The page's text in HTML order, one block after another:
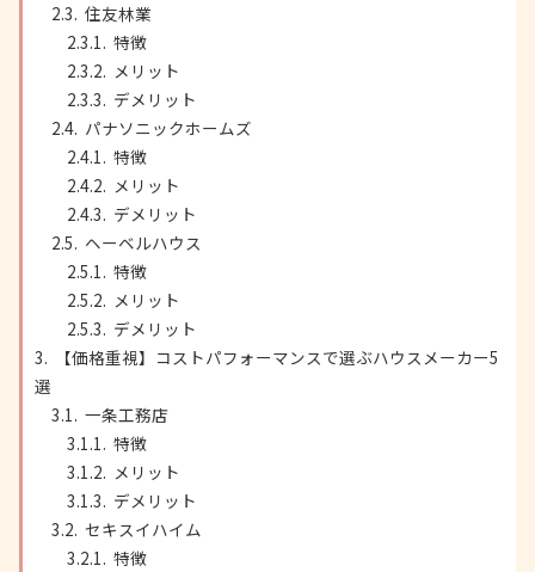
住友林業
特徴
メリット
デメリット
パナソニックホームズ
特徴
メリット
デメリット
ヘーベルハウス
特徴
メリット
デメリット
【価格重視】コストパフォーマンスで選ぶハウスメーカー5
選
一条工務店
特徴
メリット
デメリット
セキスイハイム
特徴